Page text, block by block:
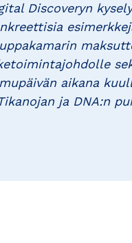
Discoveryn
aikana
ja DNA:n